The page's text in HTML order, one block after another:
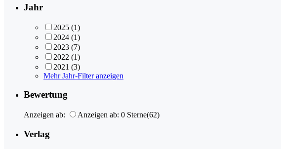
Jahr
2025 (1)
2024 (1)
2023 (7)
2022 (1)
2021 (3)
Mehr Jahr-Filter anzeigen
Bewertung
Anzeigen ab: Anzeigen ab: 0 Sterne(62)
Verlag